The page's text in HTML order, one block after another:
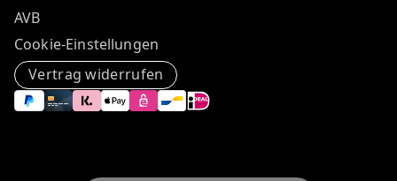
AVB
Cookie-Einstellungen
Vertrag widerrufen